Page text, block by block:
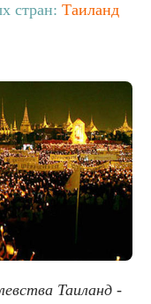
стран: Таиланд
Таиланд -